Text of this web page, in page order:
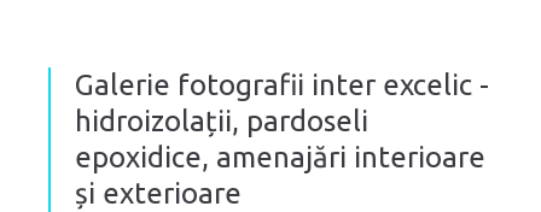
Galerie fotografii inter excelic -
hidroizolații, pardoseli
epoxidice, amenajări interioare
și exterioare